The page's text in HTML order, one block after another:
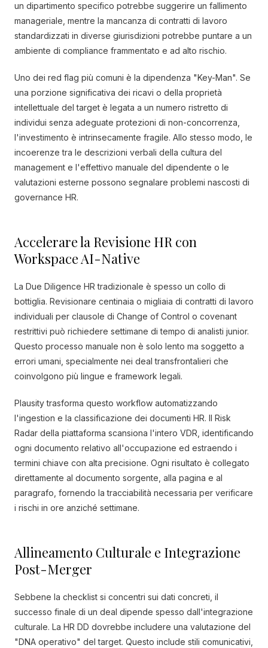
un dipartimento specifico potrebbe suggerire un fallimento
manageriale, mentre la mancanza di contratti di lavoro
standardizzati in diverse giurisdizioni potrebbe puntare a un
ambiente di compliance frammentato e ad alto rischio.
Uno dei red flag più comuni è la dipendenza "Key-Man". Se
una porzione significativa dei ricavi o della proprietà
intellettuale del target è legata a un numero ristretto di
individui senza adeguate protezioni di non-concorrenza,
l'investimento è intrinsecamente fragile. Allo stesso modo, le
incoerenze tra le descrizioni verbali della cultura del
management e l'effettivo manuale del dipendente o le
valutazioni esterne possono segnalare problemi nascosti di
governance HR.
Accelerare la Revisione HR con
Workspace AI-Native
La Due Diligence HR tradizionale è spesso un collo di
bottiglia. Revisionare centinaia o migliaia di contratti di lavoro
individuali per clausole di Change of Control o covenant
restrittivi può richiedere settimane di tempo di analisti junior.
Questo processo manuale non è solo lento ma soggetto a
errori umani, specialmente nei deal transfrontalieri che
coinvolgono più lingue e framework legali.
Plausity trasforma questo workflow automatizzando
l'ingestion e la classificazione dei documenti HR. Il Risk
Radar della piattaforma scansiona l'intero VDR, identificando
ogni documento relativo all'occupazione ed estraendo i
termini chiave con alta precisione. Ogni risultato è collegato
direttamente al documento sorgente, alla pagina e al
paragrafo, fornendo la tracciabilità necessaria per verificare
i rischi in ore anziché settimane.
Allineamento Culturale e Integrazione
Post-Merger
Sebbene la checklist si concentri sui dati concreti, il
successo finale di un deal dipende spesso dall'integrazione
culturale. La HR DD dovrebbe includere una valutazione del
"DNA operativo" del target. Questo include stili comunicativi,